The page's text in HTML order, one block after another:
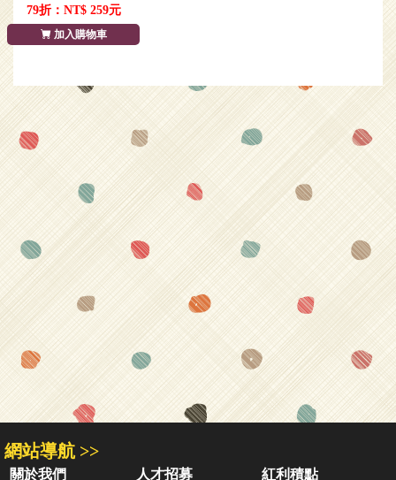
79折：NT$ 259元
加入購物車
網站導航 >>
關於我們 人才招募 紅利積點